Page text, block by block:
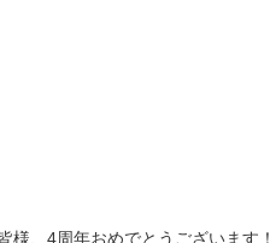
、4周年おめでとうございます！